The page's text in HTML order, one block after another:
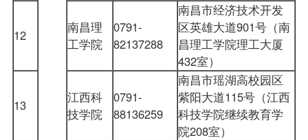
12
南昌理
工学院
0791-
82137288
南昌市经济技术开发
区英雄大道901号（南
昌理工学院理工大厦
432室）
13
江西科
技学院
0791-
88136259
南昌市瑶湖高校园区
紫阳大道115号（江西
科技学院继续教育学
院208室）